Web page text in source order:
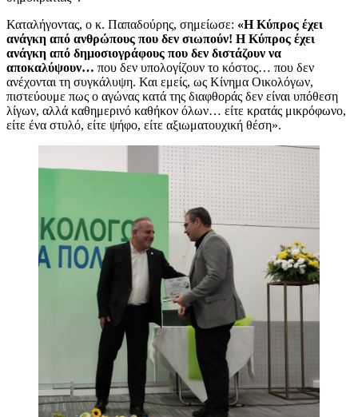
Καταλήγοντας, ο κ. Παπαδούρης, σημείωσε: «Η Κύπρος έχει
ανάγκη από ανθρώπους που δεν σιωπούν! Η Κύπρος έχει
ανάγκη από δημοσιογράφους που δεν διστάζουν να
αποκαλύψουν… που δεν υπολογίζουν το κόστος… που δεν
ανέχονται τη συγκάλυψη. Και εμείς, ως Κίνημα Οικολόγων,
πιστεύουμε πως ο αγώνας κατά της διαφθοράς δεν είναι υπόθεση
λίγων, αλλά καθημερινό καθήκον όλων… είτε κρατάς μικρόφωνο,
είτε ένα στυλό, είτε ψήφο, είτε αξιωματουχική θέση».